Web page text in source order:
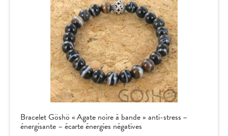
Bracelet Göshö « Agate noire à bande » anti-stress –
énergisante – écarte énergies négatives